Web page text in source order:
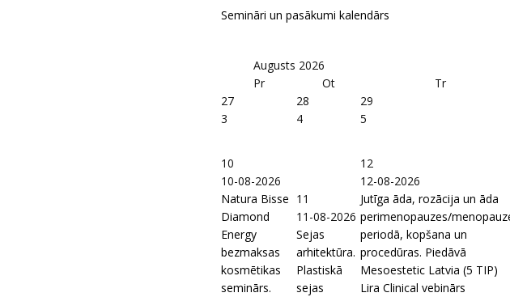
Semināri un pasākumi kalendārs
Augusts 2026
Pr
Ot
Tr
27
28
29
3
4 5
10
10-08-2026
Natura Bisse
Diamond
Energy
bezmaksas
kosmētikas
seminārs.
11
11-08-2026
Sejas
arhitektūra.
Plastiskā
sejas
12
12-08-2026
Jutīga āda, rozācija un āda
perimenopauzes/
periodā, kopšana un
procedūras. Piedāvā
Mesoestetic Latvia (5 TIP)
Lira Clinical vebinārs